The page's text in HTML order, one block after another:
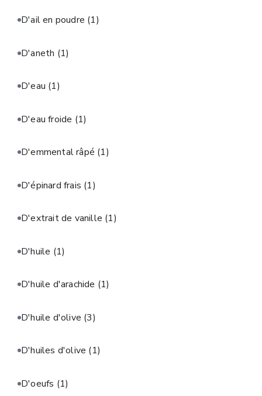
D'ail en poudre (1)
D'aneth (1)
D'eau (1)
D'eau froide (1)
D'emmental râpé (1)
D'épinard frais (1)
D'extrait de vanille (1)
D'huile (1)
D'huile d'arachide (1)
D'huile d'olive (3)
D'huiles d'olive (1)
D'oeufs (1)